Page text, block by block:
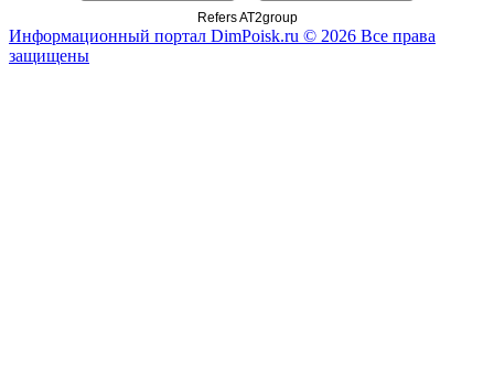
Refers AT2group
Информационный портал DimPoisk.ru © 2026 Все права
защищены